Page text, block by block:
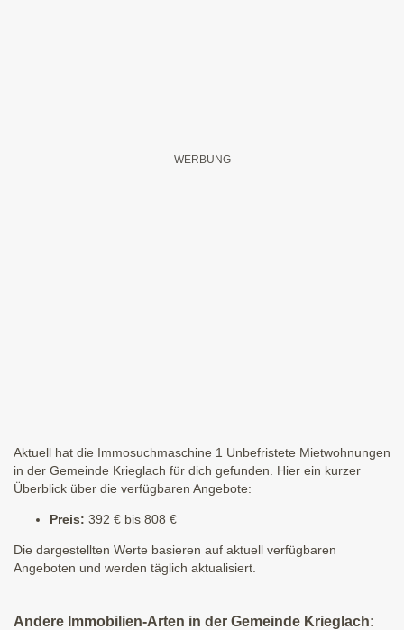
Aktuell hat die Immosuchmaschine 1 Unbefristete Mietwohnungen
in der Gemeinde Krieglach für dich gefunden. Hier ein kurzer
Überblick über die verfügbaren Angebote:
Preis: 392 € bis 808 €
Die dargestellten Werte basieren auf aktuell verfügbaren
Angeboten und werden täglich aktualisiert.
Andere Immobilien-Arten in der Gemeinde Krieglach: